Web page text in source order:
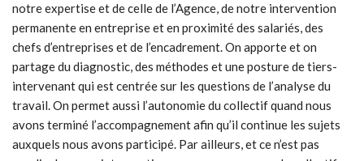
notre expertise et de celle de l’Agence, de notre intervention
permanente en entreprise et en proximité des salariés, des
chefs d’entreprises et de l’encadrement. On apporte et on
partage du diagnostic, des méthodes et une posture de tiers-
intervenant qui est centrée sur les questions de l’analyse du
travail. On permet aussi l’autonomie du collectif quand nous
avons terminé l’accompagnement afin qu’il continue les sujets
auxquels nous avons participé. Par ailleurs, et ce n’est pas